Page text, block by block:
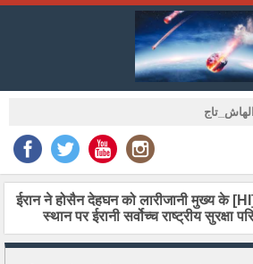
[HI] ईरान ने होसैन देहघन को लारीजानी मुख्य के
स्थान पर ईरानी सर्वोच्च राष्ट्रीय सुरक्षा